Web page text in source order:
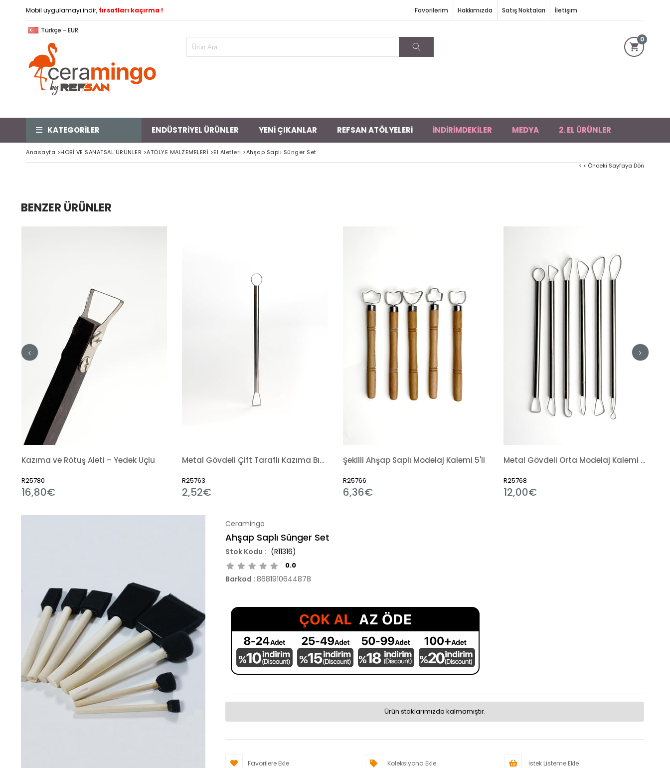
Mobil uygulamayı indir, fırsatları kaçırma ! Hakkımızda Satış Noktaları İletişim
Favorilerim
Türkçe - EUR
0
KATEGORİLER ENDÜSTRİYEL ÜRÜNLER YENİ ÇIKANLAR REFSAN ATÖLYELERİ İNDİRİMDEKİLER MEDYA 2. EL ÜRÜNLER
Anasayfa >HOBİ VE SANATSAL ÜRÜNLER >ATÖLYE MALZEMELERİ >El Aletleri >Ahşap Saplı Sünger Set
< < Önceki Sayfaya Dön
BENZER ÜRÜNLER
Kazıma ve Rötuş Aleti – Yedek Uçlu
R25780
16,80€
Metal Gövdeli Çift Taraflı Kazıma Bıçağı
R25763
2,52€
Şekilli Ahşap Saplı Modelaj Kalemi 5'li
R25766
6,36€
Metal Gövdeli Orta Modelaj Kalemi 6'lı Set
R25768
12,00€
Ceramingo
Ahşap Saplı Sünger Set
(R11316)
0.0
Barkod : 8681910644878
Ürün stoklarımızda kalmamıştır.
Favorilere Ekle Koleksiyona Ekle İstek Listeme Ekle